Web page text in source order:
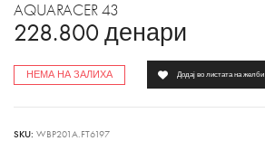
AQUARACER 43
228.800 денари
НЕМА НА ЗАЛИХА Додај во листата на желби
SKU: WBP201A.FT6197